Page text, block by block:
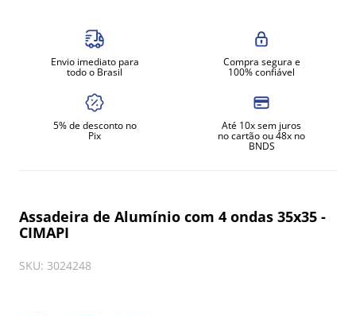
Envio imediato para
todo o Brasil
Compra segura e
100% confiável
5% de desconto no
Pix
Até 10x sem juros
no cartão ou 48x no
BNDS
Assadeira de Alumínio com 4 ondas 35x35 -
CIMAPI
SKU: 3024248
fritadeira
robot coupe